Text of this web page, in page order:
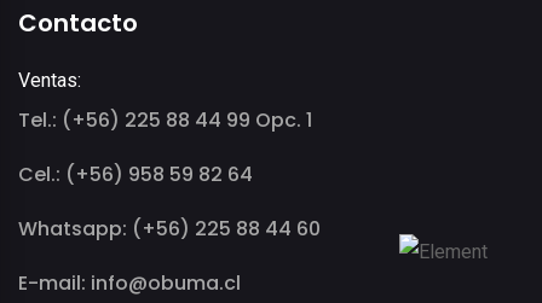
Contacto
Ventas:
Tel.: (+56) 225 88 44 99 Opc. 1
Cel.: (+56) 958 59 82 64
Whatsapp: (+56) 225 88 44 60
E-mail: info@obuma.cl